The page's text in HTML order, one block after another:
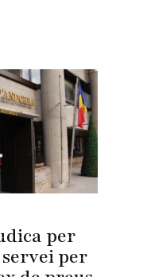
per
servei per